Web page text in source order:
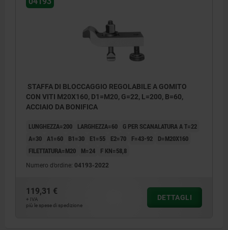
STAFFA DI BLOCCAGGIO REGOLABILE A GOMITO
CON VITI M20X160, D1=M20, G=22, L=200, B=60,
ACCIAIO DA BONIFICA
LUNGHEZZA=200 LARGHEZZA=60
G PER SCANALATURA A T=22
A=30 A1=60 B1=30 E1=55 E2=70 F=43-92
D=M20X160
FILETTATURA=M20
M=24 F KN=58,8
Numero d’ordine: 04193-2022
119,31 €
+ IVA
più le spese di spedizione
DETTAGLI